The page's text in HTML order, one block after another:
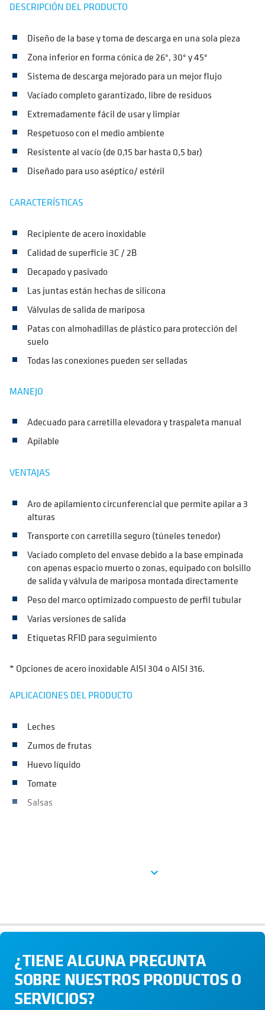
DESCRIPCIÓN DEL PRODUCTO
Diseño de la base y toma de descarga en una sola pieza
Zona inferior en forma cónica de 26°, 30° y 45°
Sistema de descarga mejorado para un mejor flujo
Vaciado completo garantizado, libre de residuos
Extremadamente fácil de usar y limpiar
Respetuoso con el medio ambiente
Resistente al vacío (de 0,15 bar hasta 0,5 bar)
Diseñado para uso aséptico/ estéril
CARACTERÍSTICAS
Recipiente de acero inoxidable
Calidad de superficie 3C / 2B
Decapado y pasivado
Las juntas están hechas de silicona
Válvulas de salida de mariposa
Patas con almohadillas de plástico para protección del
suelo
Todas las conexiones pueden ser selladas
MANEJO
Adecuado para carretilla elevadora y traspaleta manual
Apilable
VENTAJAS
Aro de apilamiento circunferencial que permite apilar a 3
alturas
Transporte con carretilla seguro (túneles tenedor)
Vaciado completo del envase debido a la base empinada
con apenas espacio muerto o zonas, equipado con bolsillo
de salida y válvula de mariposa montada directamente
Peso del marco optimizado compuesto de perfil tubular
Varias versiones de salida
Etiquetas RFID para seguimiento
* Opciones de acero inoxidable AISI 304 o AISI 316.
APLICACIONES DEL PRODUCTO
Leches
Zumos de frutas
Huevo líquido
Tomate
Salsas
expand_more
¿TIENE ALGUNA PREGUNTA
SOBRE NUESTROS PRODUCTOS O
SERVICIOS?